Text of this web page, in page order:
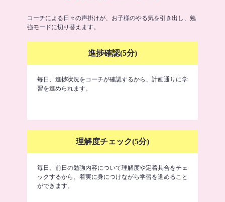
コーチによる日々の声掛けが、お子様のやる気を引き出し、勉
強モードに切り替えます。
進捗確認(5分)
毎日、進捗状況をコーチが確認するから、計画通りに学
習を進められます。
理解度チェック(5分)
毎日、前日の勉強内容について理解度や定着具合をチェ
ックするから、着実に身につけながら学習を進めること
ができます。